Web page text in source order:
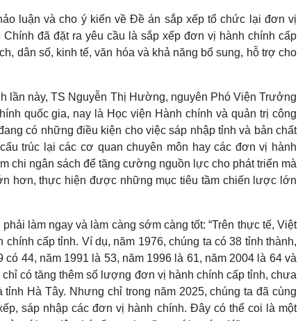
luận và cho ý kiến về Đề án sắp xếp tổ chức lại đơn vị
đã đặt ra yêu cầu là sắp xếp đơn vị hành chính cấp
dân số, kinh tế, văn hóa và khả năng bổ sung, hỗ trợ cho
lần này, TS Nguyễn Thị Hường, nguyên Phó Viện Trưởng
quốc gia, nay là Học viện Hành chính và quản trị công
có những điều kiện cho việc sáp nhập tỉnh và bản chất
trúc lại các cơ quan chuyên môn hay các đơn vị hành
chi ngân sách để tăng cường nguồn lực cho phát triển mà
hơn, thực hiện được những mục tiêu tầm chiến lược lớn
làm ngay và làm càng sớm càng tốt: “Trên thực tế, Việt
cấp tỉnh. Ví dụ, năm 1976, chúng ta có 38 tỉnh thành,
44, năm 1991 là 53, năm 1996 là 61, năm 2004 là 64 và
có tăng thêm số lượng đơn vị hành chính cấp tỉnh, chưa
Hà Tây. Nhưng chỉ trong năm 2025, chúng ta đã cùng
sáp nhập các đơn vị hành chính. Đây có thể coi là một